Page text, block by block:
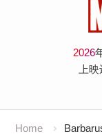
2026
上
Home